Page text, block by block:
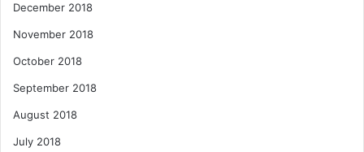
December 2018
November 2018
October 2018
September 2018
August 2018
July 2018